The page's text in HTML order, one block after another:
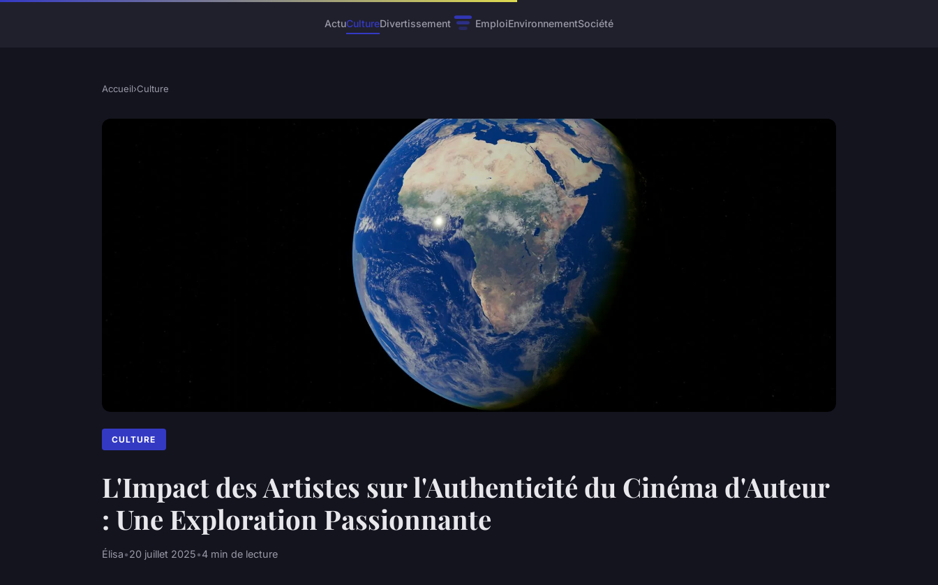
ActuCultureDivertissement EmploiEnvironnementSociété
Accueil›Culture
CULTURE
L'Impact des Artistes sur l'Authenticité du Cinéma d'Auteur
: Une Exploration Passionnante
Élisa•20 juillet 2025•4 min de lecture